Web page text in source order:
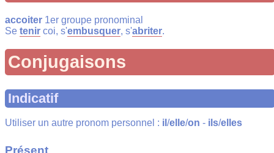
accoiter 1er groupe pronominal
Se tenir coi, s'embusquer, s'abriter.
Conjugaisons
Indicatif
Utiliser un autre pronom personnel : il /elle/on - ils/elles